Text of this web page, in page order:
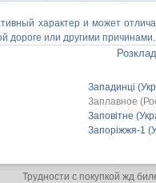
характер и может
дороге или другими причинами.
Западинці
Заплавное
Заповітне
Запоріжжя-1
Трудности с покупкой жд